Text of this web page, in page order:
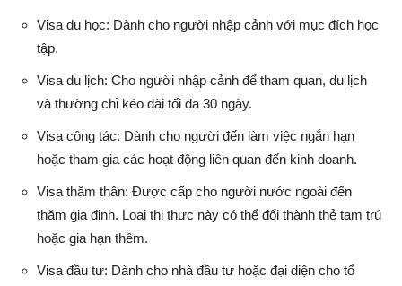
Visa du học: Dành cho người nhập cảnh với mục đích học
tập.
Visa du lịch: Cho người nhập cảnh để tham quan, du lịch
và thường chỉ kéo dài tối đa 30 ngày.
Visa công tác: Dành cho người đến làm việc ngắn hạn
hoặc tham gia các hoạt động liên quan đến kinh doanh.
Visa thăm thân: Được cấp cho người nước ngoài đến
thăm gia đinh. Loại thị thực này có thể đổi thành thẻ tạm trú
hoặc gia hạn thêm.
Visa đầu tư: Dành cho nhà đầu tư hoặc đại diện cho tổ